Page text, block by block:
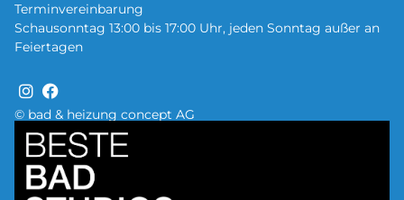
© bad & heizung concept AG
Terminvereinbarung
Schausonntag 13:00 bis 17:00 Uhr, jeden Sonntag außer an
Feiertagen